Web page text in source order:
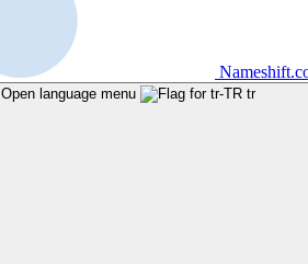
Open language menu tr